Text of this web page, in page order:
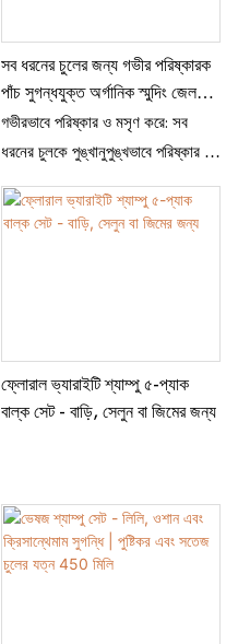
বাথরুমের প্রদর্শন বা উপহার দেওয়ার জন্য
উপযুক্ত।
সব ধরনের চুলের জন্য গভীর পরিষ্কারক
পাঁচ সুগন্ধযুক্ত অর্গানিক স্মুদিং জেল
শ্যাম্পু - সেলুন কোয়ালিটি
গভীরভাবে পরিষ্কার ও মসৃণ করে: সব
ধরনের চুলকে পুঙ্খানুপুঙ্খভাবে পরিষ্কার ও
নরম করে। প্রাণী-নির্যাতনমুক্ত ও জৈব:
একটি কোমল, প্রাকৃতিক পরিষ্কারের
অভিজ্ঞতা নিশ্চিত করে। চুল-মেরামতকারী
বৈশিষ্ট্যসহ সব ধরনের চুলের জন্য তৈরি।
ইউনিসেক্স ডিজাইন: পুরুষ ও মহিলা উভয়ের
জন্য উপযুক্ত।
ফ্লোরাল ভ্যারাইটি শ্যাম্পু ৫-প্যাক
বাল্ক সেট - বাড়ি, সেলুন বা জিমের জন্য